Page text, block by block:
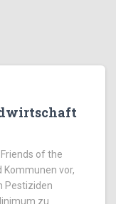
of the
Kommunen vor,
Pestiziden
zu